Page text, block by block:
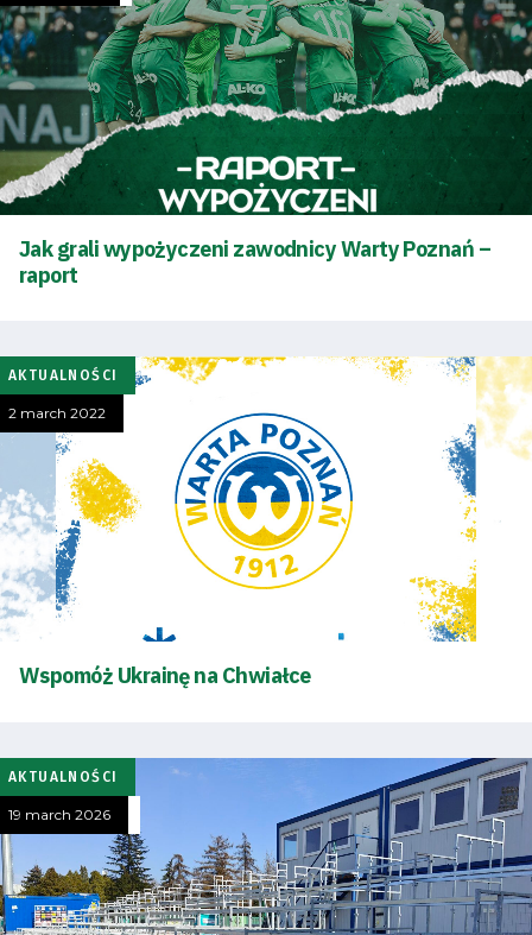
Jak grali wypożyczeni zawodnicy Warty Poznań –
raport
AKTUALNOŚCI
2 march 2022
Wspomóż Ukrainę na Chwiałce
AKTUALNOŚCI
19 march 2026